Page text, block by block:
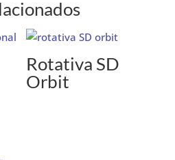
Rotativa SD
Orbit